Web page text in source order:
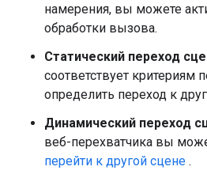
намерения, вы можете
обработки вызова.
Статический переход
соответствует критериям
определить переход к
Динамический переход
веб-перехватчика вы
перейти к другой сцене .